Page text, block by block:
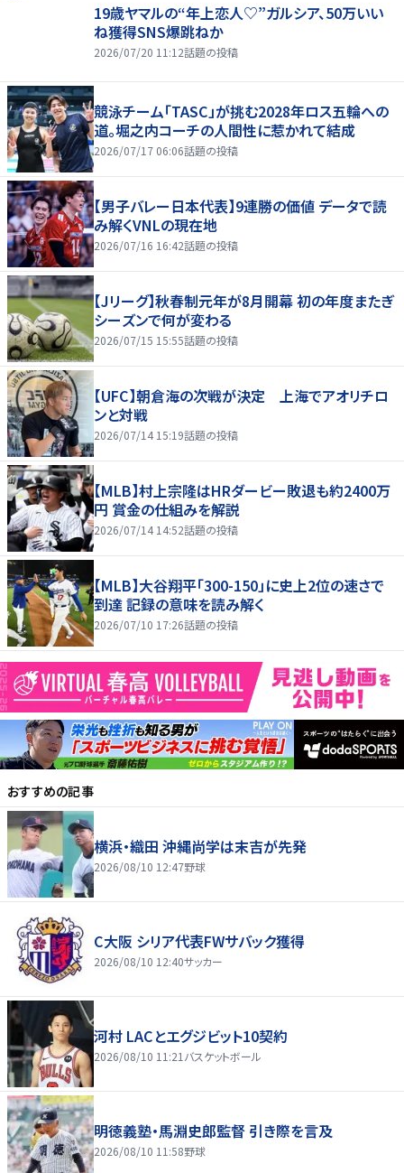
19歳ヤマルの“年上恋人♡”ガルシア、50万いい
ね獲得SNS爆跳ねか
2026/07/20 11:12話題の投稿
競泳チーム「TASC」が挑む2028年ロス五輪への
道。堀之内コーチの人間性に惹かれて結成
2026/07/17 06:06話題の投稿
【男子バレー日本代表】9連勝の価値 データで読
み解くVNLの現在地
2026/07/16 16:42話題の投稿
【Jリーグ】秋春制元年が8月開幕 初の年度またぎ
シーズンで何が変わる
2026/07/15 15:55話題の投稿
【UFC】朝倉海の次戦が決定 上海でアオリチロ
ンと対戦
2026/07/14 15:19話題の投稿
【MLB】村上宗隆はHRダービー敗退も約2400万
円 賞金の仕組みを解説
2026/07/14 14:52話題の投稿
【MLB】大谷翔平「300-150」に史上2位の速さで
到達 記録の意味を読み解く
2026/07/10 17:26話題の投稿
おすすめの記事
横浜・織田 沖縄尚学は末吉が先発
2026/08/10 12:47野球
C大阪 シリア代表FWサバック獲得
2026/08/10 12:40サッカー
河村 LACとエグジビット10契約
2026/08/10 11:21 バスケットボール
明徳義塾・馬淵史郎監督 引き際を言及
2026/08/10 11:58野球